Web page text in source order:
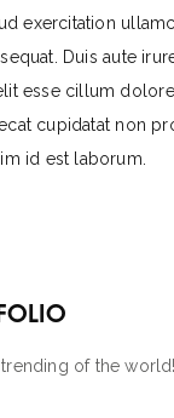
exercitation
Duis aute
esse cillum
cupidatat non
id est laborum.
of the world!